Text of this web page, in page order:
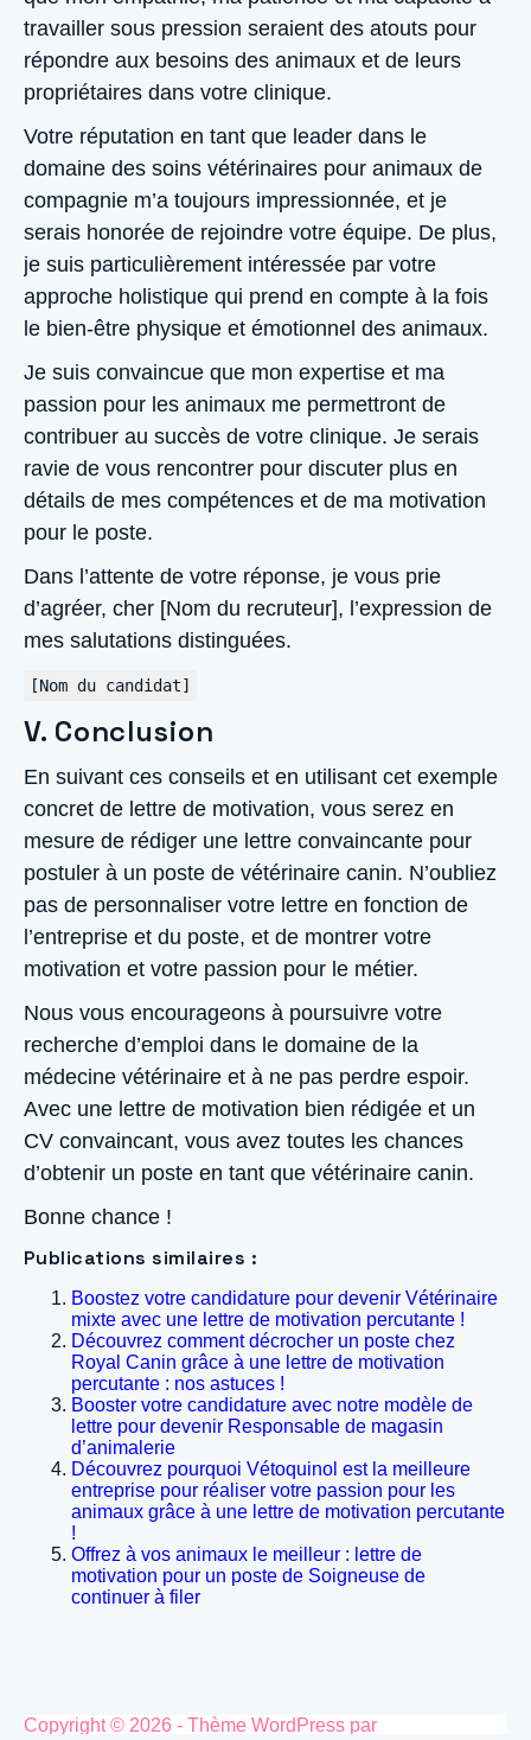
travailler sous pression seraient des atouts pour
répondre aux besoins des animaux et de leurs
propriétaires dans votre clinique.
Votre réputation en tant que leader dans le
domaine des soins vétérinaires pour animaux de
compagnie m’a toujours impressionnée, et je
serais honorée de rejoindre votre équipe. De plus,
je suis particulièrement intéressée par votre
approche holistique qui prend en compte à la fois
le bien-être physique et émotionnel des animaux.
Je suis convaincue que mon expertise et ma
passion pour les animaux me permettront de
contribuer au succès de votre clinique. Je serais
ravie de vous rencontrer pour discuter plus en
détails de mes compétences et de ma motivation
pour le poste.
Dans l’attente de votre réponse, je vous prie
d’agréer, cher [Nom du recruteur], l’expression de
mes salutations distinguées.
[Nom du candidat]
V. Conclusion
En suivant ces conseils et en utilisant cet exemple
concret de lettre de motivation, vous serez en
mesure de rédiger une lettre convaincante pour
postuler à un poste de vétérinaire canin. N’oubliez
pas de personnaliser votre lettre en fonction de
l’entreprise et du poste, et de montrer votre
motivation et votre passion pour le métier.
Nous vous encourageons à poursuivre votre
recherche d’emploi dans le domaine de la
médecine vétérinaire et à ne pas perdre espoir.
Avec une lettre de motivation bien rédigée et un
CV convaincant, vous avez toutes les chances
d’obtenir un poste en tant que vétérinaire canin.
Bonne chance !
Publications similaires :
Boostez votre candidature pour devenir Vétérinaire
mixte avec une lettre de motivation percutante !
Découvrez comment décrocher un poste chez
Royal Canin grâce à une lettre de motivation
percutante : nos astuces !
Booster votre candidature avec notre modèle de
lettre pour devenir Responsable de magasin
d’animalerie
Découvrez pourquoi Vétoquinol est la meilleure
entreprise pour réaliser votre passion pour les
animaux grâce à une lettre de motivation percutante
!
Offrez à vos animaux le meilleur : lettre de
motivation pour un poste de Soigneuse de
continuer à filer
Copyright © 2026 - Thème WordPress par